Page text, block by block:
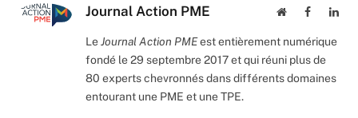
Journal Action PME WebsiteFacebook
LeJournal Action PMEest entièrement numérique
fondé le 29 septembre 2017 et qui réuni plus de
80 experts chevronnés dans différents domaines
entourant une PME et une TPE.